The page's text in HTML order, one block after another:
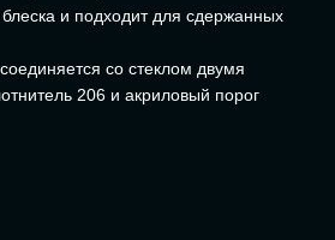
и подходит для сдержанных
со стеклом двумя
206 и акриловый порог